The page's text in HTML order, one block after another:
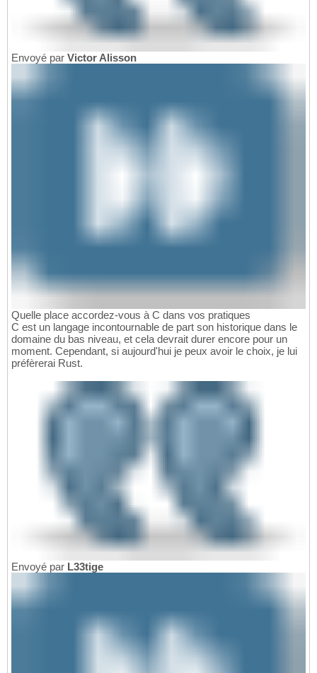
Envoyé par Victor Alisson
Quelle place accordez-vous à C dans vos pratiques
C est un langage incontournable de part son historique dans le
domaine du bas niveau, et cela devrait durer encore pour un
moment. Cependant, si aujourd'hui je peux avoir le choix, je lui
préfèrerai Rust.
Envoyé par L33tige